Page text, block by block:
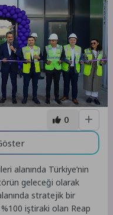
0
alanında Türkiye’nin
geleceği olarak
stratejik bir
iştiraki olan Reap